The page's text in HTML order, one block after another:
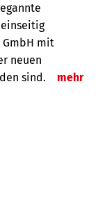
GmbH mit
neuen
sind.
mehr